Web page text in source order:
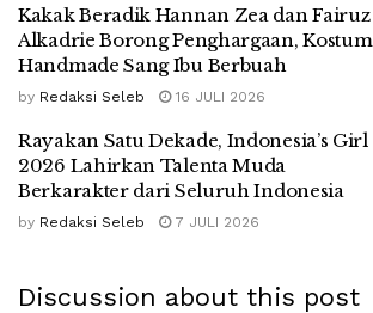
Kakak Beradik Hannan Zea dan Fairuz
Alkadrie Borong Penghargaan, Kostum
Handmade Sang Ibu Berbuah
by Redaksi Seleb 16 JULI 2026
Rayakan Satu Dekade, Indonesia’s Girl
2026 Lahirkan Talenta Muda
Berkarakter dari Seluruh Indonesia
by Redaksi Seleb 7 JULI 2026
Discussion about this post